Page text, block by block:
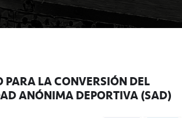
LA CONVERSIÓN DEL
ANÓNIMA DEPORTIVA (SAD)